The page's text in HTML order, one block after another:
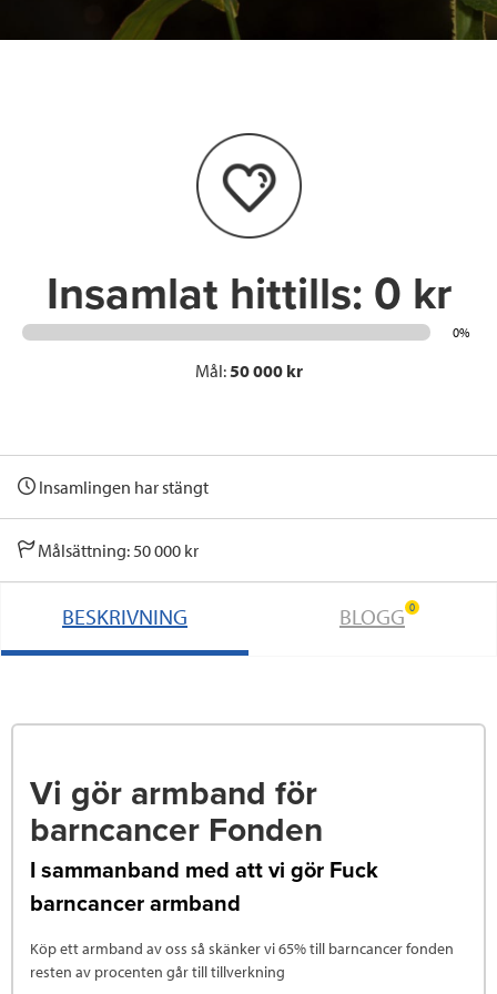
c
i
e
I
n
Insamlat hittills: 0 kr
0%
Mål:50 000 kr
Insamlingen har stängt
Målsättning: 50 000 kr
BESKRIVNING BLOGG 0
Vi gör armband för
barncancer Fonden
I sammanband med att vi gör Fuck
barncancer armband
Köp ett armband av oss så skänker vi 65% till barncancer fonden
resten av procenten går till tillverkning